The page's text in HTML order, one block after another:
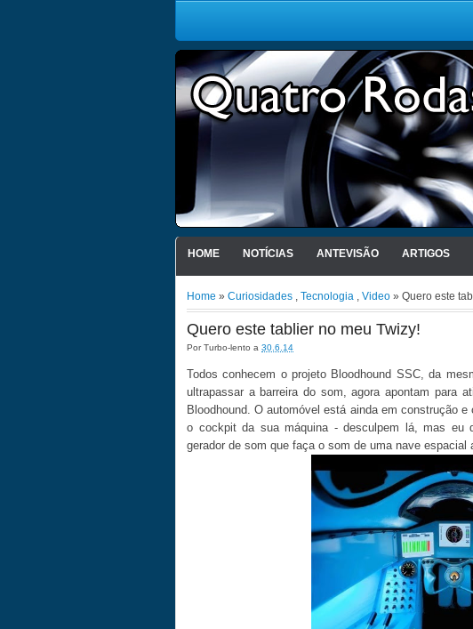
HOME NOTÍCIAS ANTEVISÃO ARTIGOS
Home » Curiosidades , Tecnologia , Video » Quero este
Quero este tablier no meu Twizy!
PorTurbo-lento a 30.6.14
Todos conhecem o projeto Bloodhound SSC, da
ultrapassar a barreira do som, agora apontam para
Bloodhound. O automóvel está ainda em construção
o cockpit da sua máquina - desculpem lá, mas eu
gerador de som que faça o som de uma nave espacial